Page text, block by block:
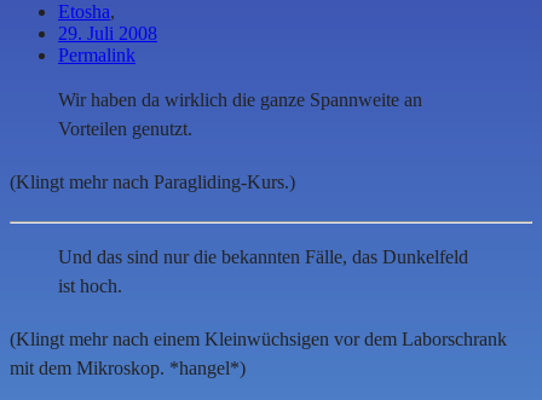
Etosha,
29. Juli 2008
Permalink
Wir haben da wirklich die ganze Spannweite an
Vorteilen genutzt.
(Klingt mehr nach Paragliding-Kurs.)
Und das sind nur die bekannten Fälle, das Dunkelfeld
ist hoch.
(Klingt mehr nach einem Kleinwüchsigen vor dem Laborschrank
mit dem Mikroskop. *hangel*)